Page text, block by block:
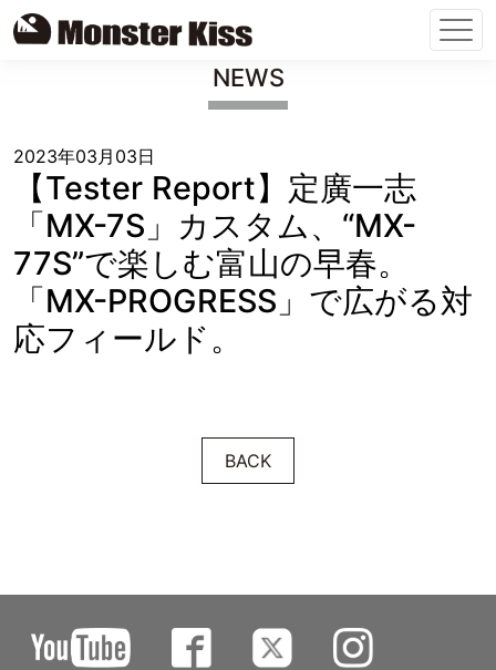
NEWS
2023年03月03日
【Tester Report】定廣一志
「MX-7S」カスタム、“MX-
77S”で楽しむ富山の早春。
「MX-PROGRESS」で広がる対
応フィールド。
BACK